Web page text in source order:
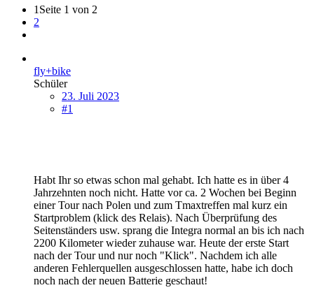
1 Seite 1 von 2
2
fly+bike
Schüler
23. Juli 2023
#1
Habt Ihr so etwas schon mal gehabt. Ich hatte es in über 4
Jahrzehnten noch nicht. Hatte vor ca. 2 Wochen bei Beginn
einer Tour nach Polen und zum Tmaxtreffen mal kurz ein
Startproblem (klick des Relais). Nach Überprüfung des
Seitenständers usw. sprang die Integra normal an bis ich nach
2200 Kilometer wieder zuhause war. Heute der erste Start
nach der Tour und nur noch "Klick". Nachdem ich alle
anderen Fehlerquellen ausgeschlossen hatte, habe ich doch
noch nach der neuen Batterie geschaut!